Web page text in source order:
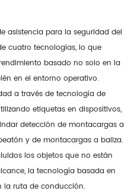
asistencia para la seguridad del
cuatro tecnologías, lo que
basado no solo en la
en el entorno operativo.
a través de tecnología de
etiquetas en dispositivos,
detección de montacargas a
y de montacargas a baliza.
los objetos que no están
la tecnología basada en
la ruta de conducción.